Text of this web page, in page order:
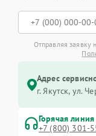
Отправляя заявку
Адрес
г. Якутск, ул.
Горячая линия
+7 (800) 301-